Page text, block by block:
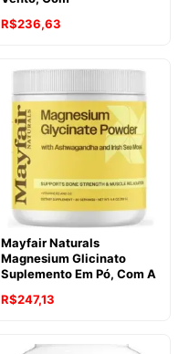
R$236,63
Mayfair Naturals
Magnesium Glicinato
Suplemento Em Pó, Com A
R$247,13